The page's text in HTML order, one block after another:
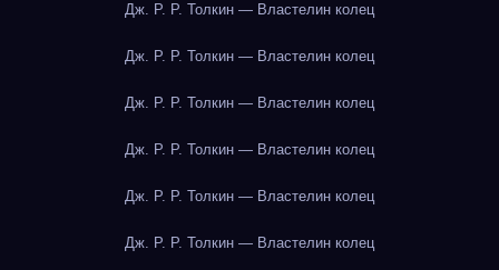
Дж. Р. Р. Толкин — Властелин колец
Дж. Р. Р. Толкин — Властелин колец
Дж. Р. Р. Толкин — Властелин колец
Дж. Р. Р. Толкин — Властелин колец
Дж. Р. Р. Толкин — Властелин колец
Дж. Р. Р. Толкин — Властелин колец